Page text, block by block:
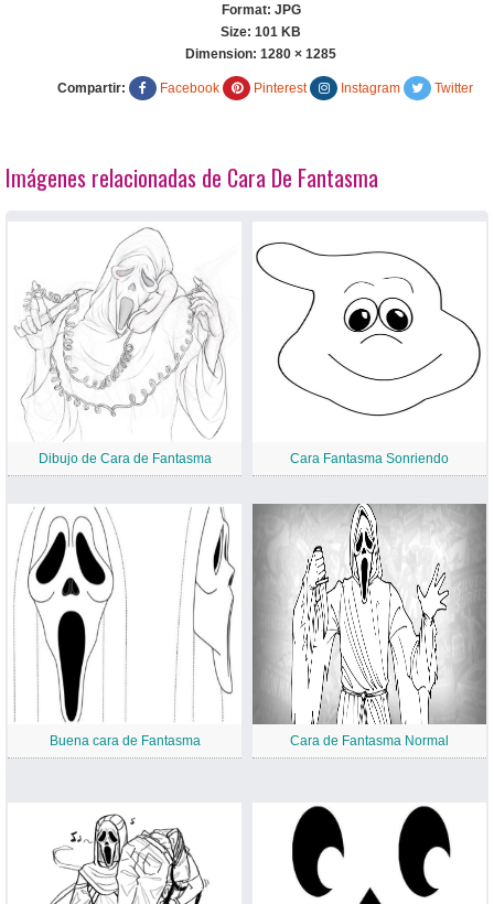
Format: JPG
Size: 101 KB
Dimension: 1280 × 1285
Compartir: Facebook Pinterest Instagram Twitter
Imágenes relacionadas de Cara De Fantasma
Dibujo de Cara de Fantasma Cara Fantasma Sonriendo
Buena cara de Fantasma Cara de Fantasma Normal